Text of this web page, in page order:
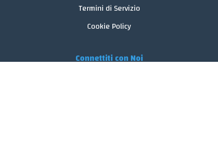
Termini di Servizio
Cookie Policy
Connettiti con Noi